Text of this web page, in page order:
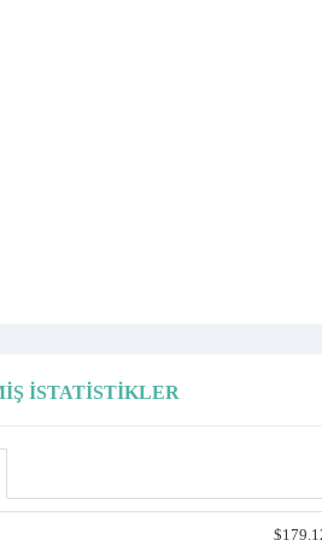
İSTATISTIKLER